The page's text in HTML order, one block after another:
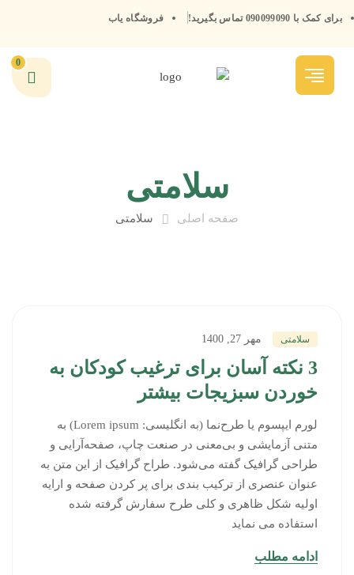
برای کمک با 090099090 تماس بگیرید! فروشگاه یاب
0
سلامتی
صفحه اصلی سلامتی
سلامتی مهر 27, 1400
3 نکته آسان برای ترغیب کودکان به
خوردن سبزیجات بیشتر
لورم ایپسوم یا طرح‌نما (به انگلیسی: Lorem ipsum) به
متنی آزمایشی و بی‌معنی در صنعت چاپ، صفحه‌آرایی و
طراحی گرافیک گفته می‌شود. طراح گرافیک از این متن به
عنوان عنصری از ترکیب بندی برای پر کردن صفحه و ارایه
اولیه شکل ظاهری و کلی طرح سفارش گرفته شده
استفاده می نماید
ادامه مطلب